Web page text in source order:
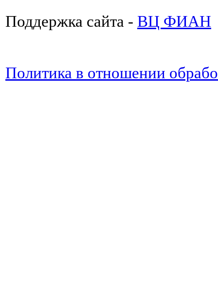
Поддержка сайта - ВЦ ФИАН
Политика в отношении